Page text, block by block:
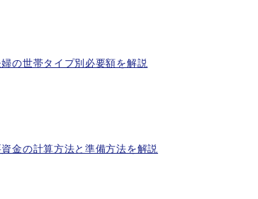
の世帯タイプ別必要額を解説
金の計算方法と準備方法を解説